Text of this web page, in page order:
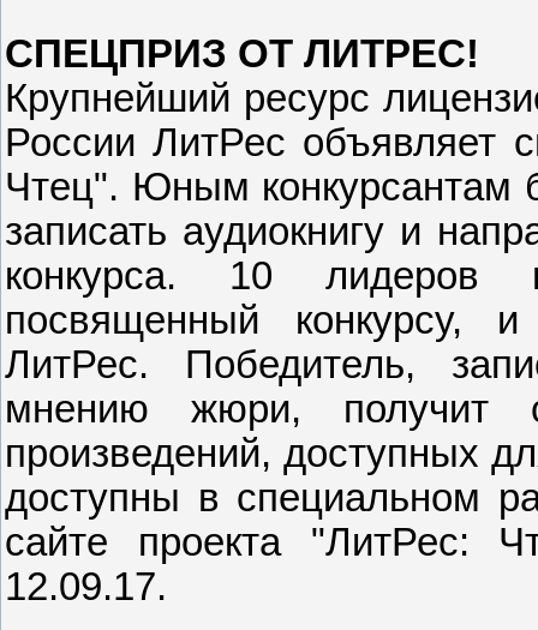
СПЕЦПРИЗ ОТ ЛИТРЕС!
Крупнейший ресурс
России ЛитРес объявляет
Чтец". Юным конкурсантам
записать аудиокнигу и
конкурса. 10 лидеров
посвященный конкурсу,
ЛитРес. Победитель,
мнению жюри, получит
произведений, доступных
доступны в специальном
сайте проекта "ЛитРес:
12.09.17.